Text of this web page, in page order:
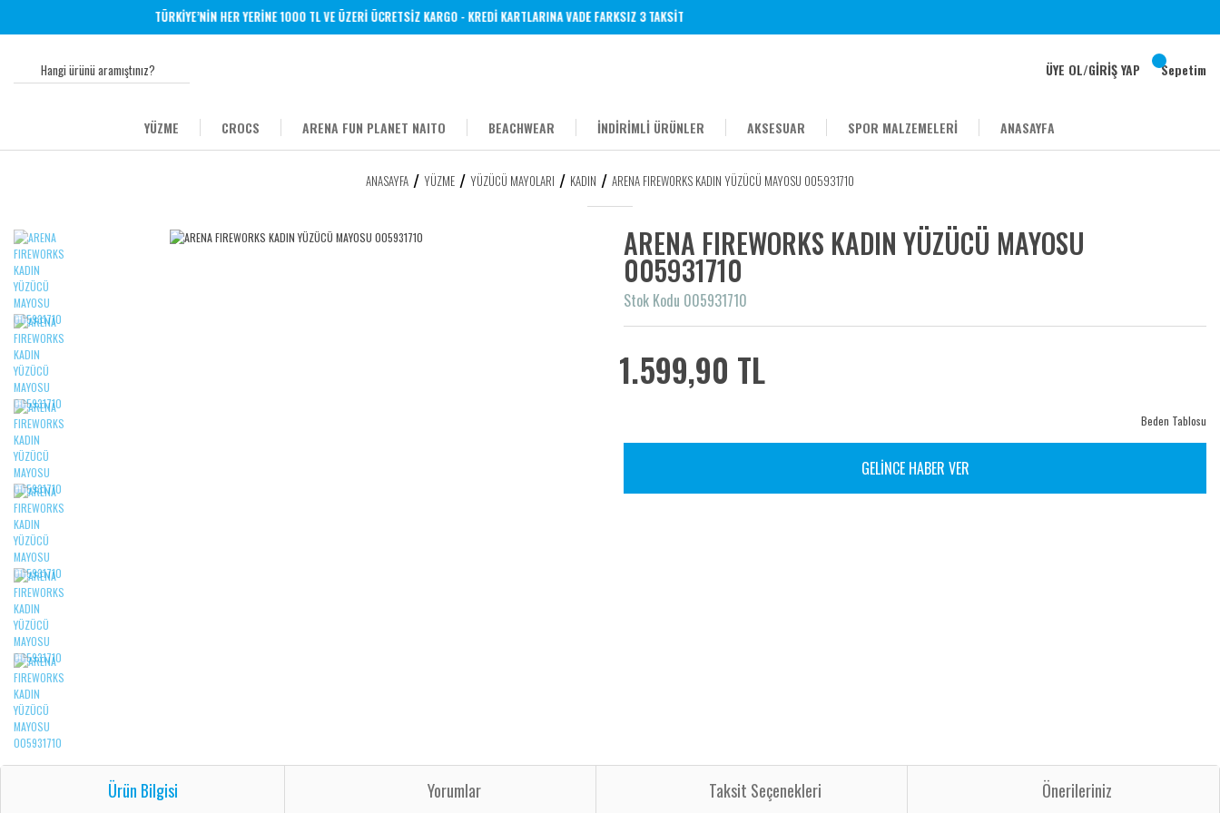
TÜRKİYE’NİN HER YERİNE 1000 TL VE ÜZERİ ÜCRETSİZ KARGO - KREDİ KARTLARINA VADE FARKSIZ 3 TAKSİT
ÜYE OL/GİRİŞ YAP Sepetim
YÜZME CROCS ARENA FUN PLANET NAITO BEACHWEAR İNDİRİMLİ ÜRÜNLER AKSESUAR SPOR MALZEMELERİ ANASAYFA
ANASAYFA YÜZME YÜZÜCÜ MAYOLARI KADIN ARENA FIREWORKS KADIN YÜZÜCÜ MAYOSU 005931710
ARENA FIREWORKS KADIN YÜZÜCÜ MAYOSU
005931710
Stok Kodu 005931710
1.599,90 TL
Beden Tablosu
GELİNCE HABER VER
Ürün Bilgisi Yorumlar Taksit Seçenekleri Önerileriniz